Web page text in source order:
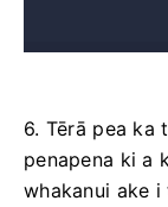
6. Tērā pea ka
penapena ki a
whakanui ake i